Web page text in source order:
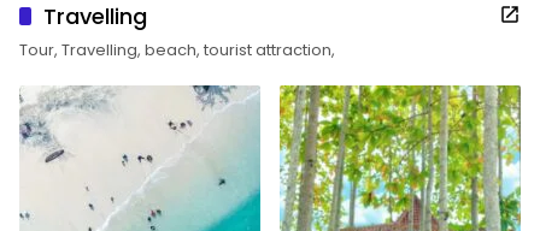
Travelling
Tour, Travelling, beach, tourist attraction,